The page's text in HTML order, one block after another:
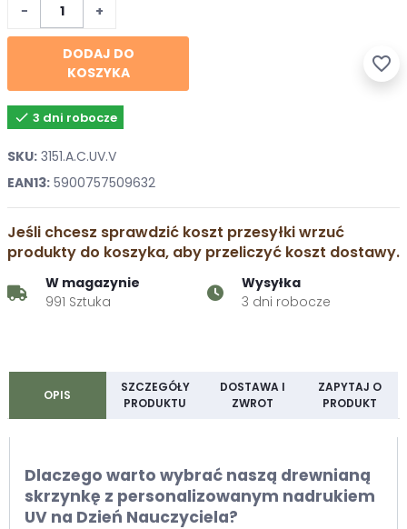
− +
DODAJ DO
KOSZYKA
favorite_border
 3 dni robocze
SKU: 3151.A.C.UV.V
EAN13: 5900757509632
Jeśli chcesz sprawdzić koszt przesyłki wrzuć
produkty do koszyka, aby przeliczyć koszt dostawy.
W magazynie
991 Sztuka
Wysyłka
3 dni robocze
OPIS
SZCZEGÓŁY
PRODUKTU
DOSTAWA I
ZWROT
ZAPYTAJ O
PRODUKT
Dlaczego warto wybrać naszą drewnianą
skrzynkę z personalizowanym nadrukiem
UV na Dzień Nauczyciela?